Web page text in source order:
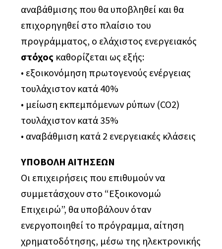
αναβάθμισης που θα υποβληθεί και θα
επιχορηγηθεί στο πλαίσιο του
προγράμματος, ο ελάχιστος ενεργειακός
στόχος καθορίζεται ως εξής:
• εξοικονόμηση πρωτογενούς ενέργειας
τουλάχιστον κατά 40%
• μείωση εκπεμπόμενων ρύπων (CO2)
τουλάχιστον κατά 35%
• αναβάθμιση κατά 2 ενεργειακές κλάσεις
ΥΠΟΒΟΛΗ ΑΙΤΗΣΕΩΝ
Οι επιχειρήσεις που επιθυμούν να
συμμετάσχουν στο “Εξοικονομώ
Επιχειρώ”, θα υποβάλουν όταν
ενεργοποιηθεί το πρόγραμμα, αίτηση
χρηματοδότησης, μέσω της ηλεκτρονικής